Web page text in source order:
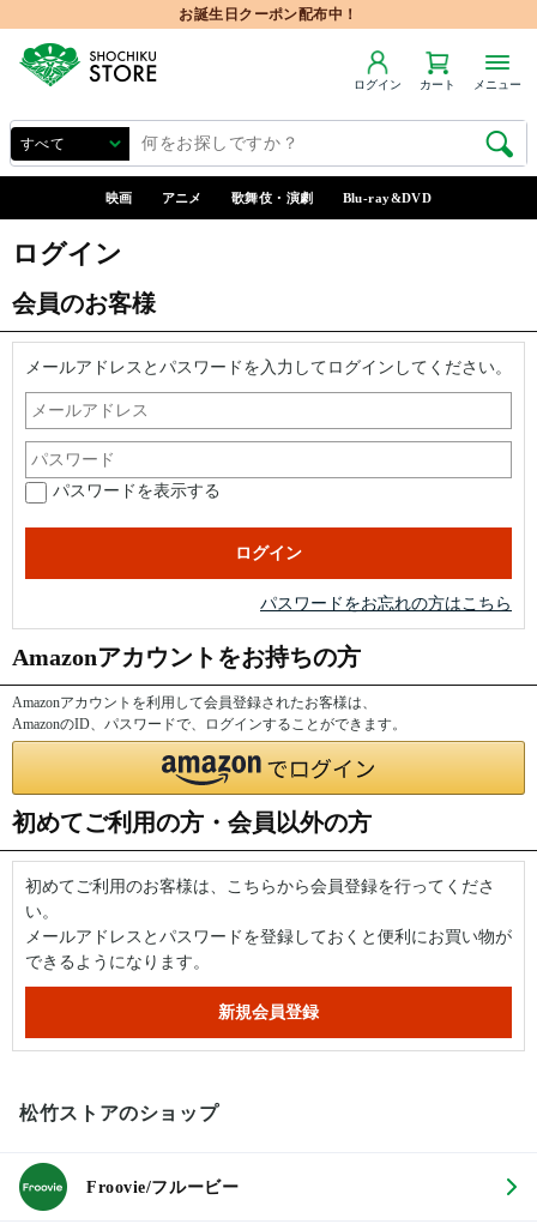
お誕生日クーポン配布中！
ログイン カート メニュー
映画 アニメ 歌舞伎・演劇 Blu-ray&DVD
ログイン
会員のお客様
メールアドレスとパスワードを入力してログインしてください。
パスワードを表示する
パスワードをお忘れの方はこちら
Amazonアカウントをお持ちの方
Amazonアカウントを利用して会員登録されたお客様は、
AmazonのID、パスワードで、ログインすることができます。
初めてご利用の方・会員以外の方
初めてご利用のお客様は、こちらから会員登録を行ってくださ
い。
メールアドレスとパスワードを登録しておくと便利にお買い物が
できるようになります。
松竹ストアのショップ
Froovie/フルービー